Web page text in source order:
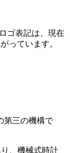
ゴ表記は、現在
っています。
第三の機構で
、機械式時計